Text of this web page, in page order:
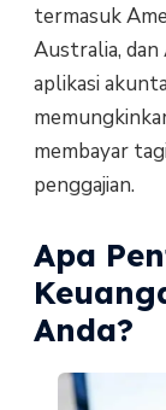
termasuk
Australia,
aplikasi
membayar
penggajian.
Apa
Anda?